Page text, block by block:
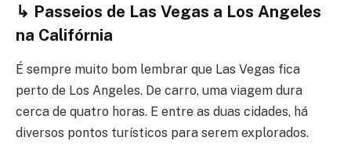
↳ Passeios de Las Vegas a Los Angeles
na Califórnia
É sempre muito bom lembrar que Las Vegas fica
perto de Los Angeles. De carro, uma viagem dura
cerca de quatro horas. E entre as duas cidades, há
diversos pontos turísticos para serem explorados.